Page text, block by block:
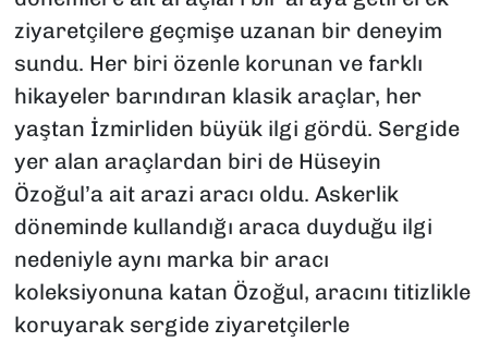
ziyaretçilere geçmişe uzanan bir deneyim
sundu. Her biri özenle korunan ve farklı
hikayeler barındıran klasik araçlar, her
yaştan İzmirliden büyük ilgi gördü. Sergide
yer alan araçlardan biri de Hüseyin
Özoğul’a ait arazi aracı oldu. Askerlik
döneminde kullandığı araca duyduğu ilgi
nedeniyle aynı marka bir aracı
koleksiyonuna katan Özoğul, aracını titizlikle
koruyarak sergide ziyaretçilerle